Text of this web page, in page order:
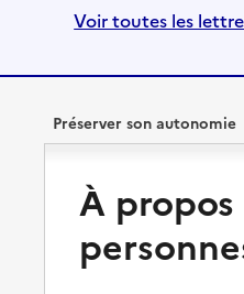
Voir toutes les
Préserver son autonomie
Perte d'autonomie : évaluation
et droits
Aménager son logement et
s'équiper
À